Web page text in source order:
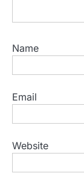
Name
Email
Website